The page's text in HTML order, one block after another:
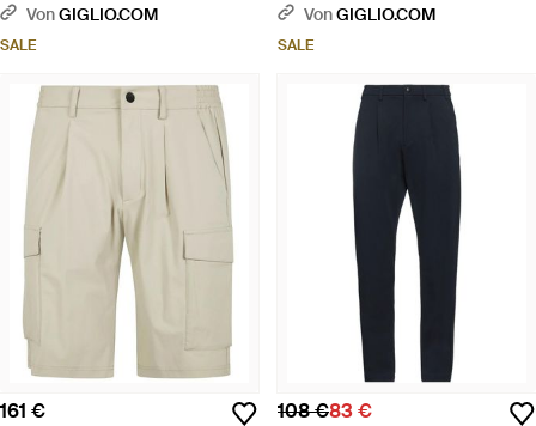
VonGIGLIO.COM
SALE
VonGIGLIO.COM
SALE
161 € 108 €83 €